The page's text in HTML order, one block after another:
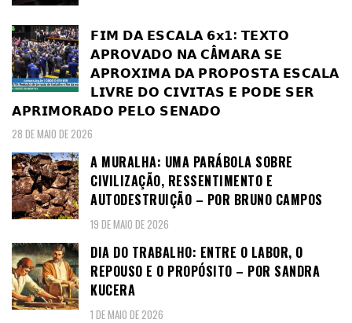
𝗙𝗜𝗠 𝗗𝗔 𝗘𝗦𝗖𝗔𝗟𝗔 𝟲𝘅𝟭: 𝗧𝗘𝗫𝗧𝗢
𝗔𝗣𝗥𝗢𝗩𝗔𝗗𝗢 𝗡𝗔 𝗖Â𝗠𝗔𝗥𝗔 𝗦𝗘
𝗔𝗣𝗥𝗢𝗫𝗜𝗠𝗔 𝗗𝗔 𝗣𝗥𝗢𝗣𝗢𝗦𝗧𝗔 𝗘𝗦𝗖𝗔𝗟𝗔
𝗟𝗜𝗩𝗥𝗘 𝗗𝗢 𝗖𝗜𝗩𝗜𝗧𝗔𝗦 𝗘 𝗣𝗢𝗗𝗘 𝗦𝗘𝗥
𝗔𝗣𝗥𝗜𝗠𝗢𝗥𝗔𝗗𝗢 𝗣𝗘𝗟𝗢 𝗦𝗘𝗡𝗔𝗗𝗢
28 DE MAIO DE 2026
A MURALHA: UMA PARÁBOLA SOBRE
CIVILIZAÇÃO, RESSENTIMENTO E
AUTODESTRUIÇÃO – POR BRUNO CAMPOS
19 DE MAIO DE 2026
DIA DO TRABALHO: ENTRE O LABOR, O
REPOUSO E O PROPÓSITO – POR SANDRA
KUCERA
1 DE MAIO DE 2026